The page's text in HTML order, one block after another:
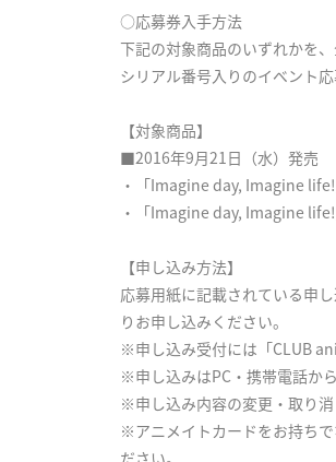
○応募券入手方法
下記の対象商品のいずれかを
シリアル番号入りのイベント応
【対象商品】
■2016年9月21日（水）発売
・「Imagine day, Imagine
・「Imagine day, Imagine
【申し込み方法】
応募用紙に記載されている申
りお申し込みください。
※申し込み受付には「CLUB
※申し込みはPC・携帯電話か
※申し込み内容の変更・取り消
※アニメイトカードをお持ちで
ださい。